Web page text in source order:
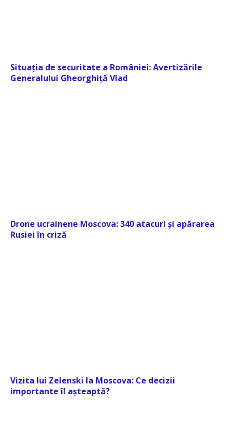
Situația de securitate a României: Avertizările
Generalului Gheorghiță Vlad
Drone ucrainene Moscova: 340 atacuri și apărarea
Rusiei în criză
Vizita lui Zelenski la Moscova: Ce decizii
importante îl așteaptă?